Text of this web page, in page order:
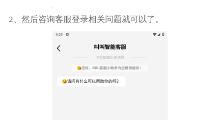
2、然后咨询客服登录相关问题就可以了。